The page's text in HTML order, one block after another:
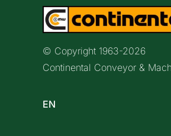
© Copyright 1963-2026
Continental Conveyor &
EN